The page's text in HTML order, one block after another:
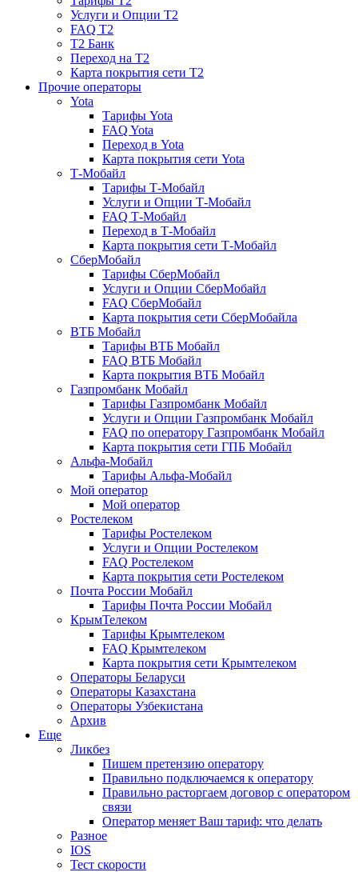
Услуги и Опции T2
FAQ T2
T2 Банк
Переход на T2
Карта покрытия сети T2
Прочие операторы
Yota
Тарифы Yota
FAQ Yota
Переход в Yota
Карта покрытия сети Yota
Т-Мобайл
Тарифы Т-Мобайл
Услуги и Опции Т-Мобайл
FAQ Т-Мобайл
Переход в Т-Мобайл
Карта покрытия сети Т-Мобайл
СберМобайл
Тарифы СберМобайл
Услуги и Опции СберМобайл
FAQ СберМобайл
Карта покрытия сети СберМобайлa
ВТБ Мобайл
Тарифы ВТБ Мобайл
FAQ ВТБ Мобайл
Карта покрытия ВТБ Мобайл
Газпромбанк Мобайл
Тарифы Газпромбанк Мобайл
Услуги и Опции Газпромбанк Мобайл
FAQ по оператору Газпромбанк Мобайл
Карта покрытия сети ГПБ Мобайл
Альфа-Мобайл
Тарифы Альфа-Мобайл
Мой оператор
Мой оператор
Ростелеком
Тарифы Ростелеком
Услуги и Опции Ростелеком
FAQ Ростелеком
Карта покрытия сети Ростелеком
Почта России Мобайл
Тарифы Почта России Мобайл
КрымТелеком
Тарифы Крымтелеком
FAQ Крымтелеком
Карта покрытия сети Крымтелеком
Операторы Беларуси
Операторы Казахстана
Операторы Узбекистана
Архив
Еще
Ликбез
Пишем претензию оператору
Правильно подключаемся к оператору
Правильно расторгаем договор с оператором
связи
Оператор меняет Ваш тариф: что делать
Разное
IOS
Тест скорости